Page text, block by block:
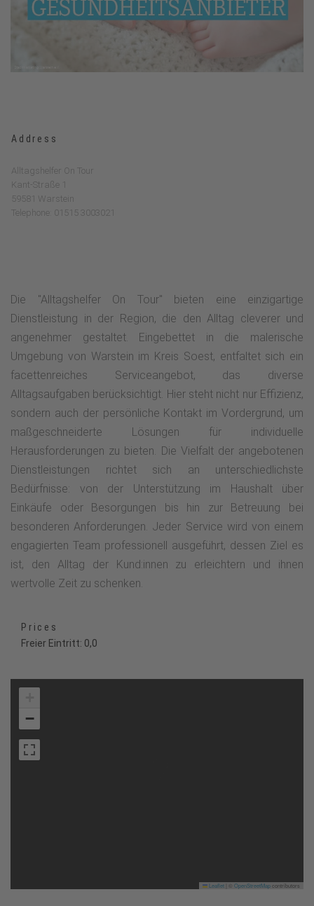
Address
Alltagshelfer On Tour
Kant-Straße 1
59581 Warstein
Telephone: 01515 3003021
Die "Alltagshelfer On Tour" bieten eine einzigartige
Dienstleistung in der Region, die den Alltag cleverer und
angenehmer gestaltet. Eingebettet in die malerische
Umgebung von Warstein im Kreis Soest, entfaltet sich ein
facettenreiches Serviceangebot, das diverse
Alltagsaufgaben berücksichtigt. Hier steht nicht nur Effizienz,
sondern auch der persönliche Kontakt im Vordergrund, um
maßgeschneiderte Lösungen für individuelle
Herausforderungen zu bieten. Die Vielfalt der angebotenen
Dienstleistungen richtet sich an unterschiedlichste
Bedürfnisse: von der Unterstützung im Haushalt über
Einkäufe oder Besorgungen bis hin zur Betreuung bei
besonderen Anforderungen. Jeder Service wird von einem
engagierten Team professionell ausgeführt, dessen Ziel es
ist, den Alltag der Kund:innen zu erleichtern und ihnen
wertvolle Zeit zu schenken.
Prices
Freier Eintritt: 0,0
−
Leaflet OpenStreetMapcontributors